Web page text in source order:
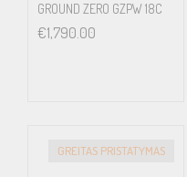
GROUND ZERO GZPW 18C
€1,790.00
GREITAS PRISTATYMAS